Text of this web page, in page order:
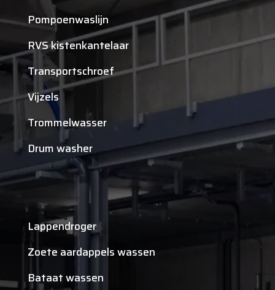
Pompoenwaslijn
RVS kistenkantelaar
Transportschroef
Vijzels
Trommelwasser
Drum washer
Lappendroger
Zoete aardappels wassen
Bataat wassen